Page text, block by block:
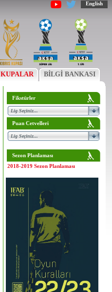
English
KUPALAR BİLGİ BANKASI
Fikstürler
Puan Cetvelleri
Sezon Planlaması
2018-2019 Sezon Planlaması